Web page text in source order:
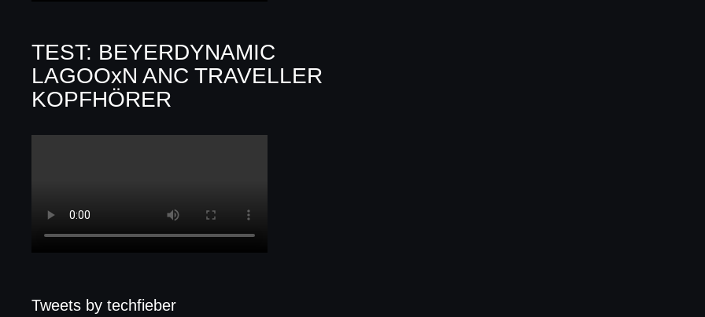
TEST: BEYERDYNAMIC
LAGOOxN ANC TRAVELLER
KOPFHÖRER
Tweets by techfieber